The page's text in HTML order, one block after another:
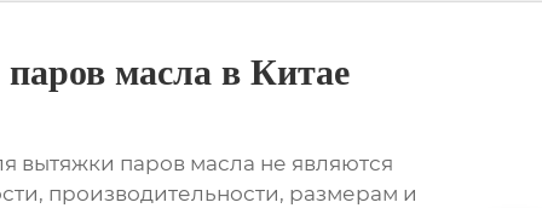
масла в Китае
вытяжки паров масла не являются
производительности, размерам и